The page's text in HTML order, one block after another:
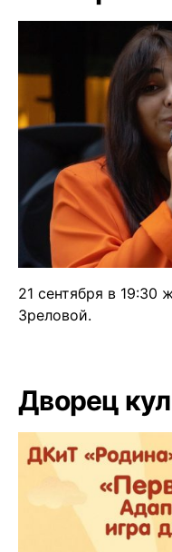
21 сентября в 19:30
Зреловой.
Дворец